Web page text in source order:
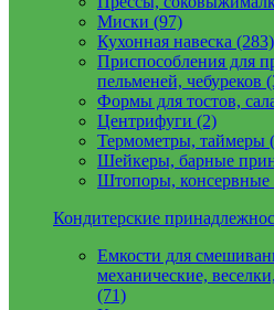
Миски (97)
Кухонная навеска (283)
Приспособления для
пельменей, чебуреков
Формы для тостов,
Центрифуги (2)
Термометры, таймеры
Шейкеры, барные
Штопоры, консервные
Кондитерские
Емкости для
механические,
(71)